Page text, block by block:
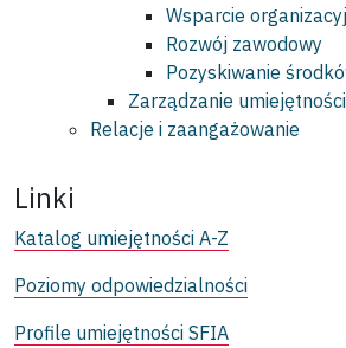
Wsparcie
Rozwój zawodowy
Pozyskiwanie
Zarządzanie
Relacje i zaangażowanie
Linki
Katalog umiejętności A-Z
Poziomy odpowiedzialności
Profile umiejętności SFIA